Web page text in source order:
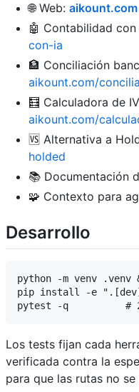
🌐 Web: aikount.com
🤖 Contabilidad con
con-ia
🏦 Conciliación
aikount.com/
🧮 Calculadora de
aikount.com/
🆚 Alternativa a
holded
📚 Documentación
🧩 Contexto para
Desarrollo
python -m venv
pip install -e
Los tests fijan cada
verificada contra la
para que las rutas no